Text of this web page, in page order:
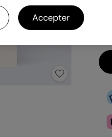
Accepter